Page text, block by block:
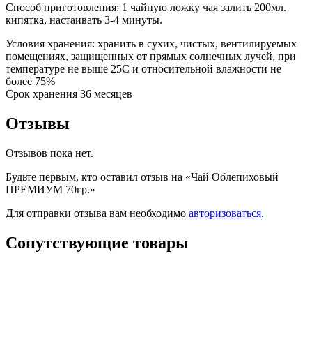
Способ приготовления: 1 чайную ложку чая залить 200мл.
кипятка, настаивать 3-4 минуты.
Условия хранения: хранить в сухих, чистых, вентилируемых
помещениях, защищенных от прямых солнечных лучей, при
температуре не выше 25С и относительной влажности не
более 75%
Срок хранения 36 месяцев
Отзывы
Отзывов пока нет.
Будьте первым, кто оставил отзыв на «Чай Облепиховый
ПРЕМИУМ 70гр.»
Для отправки отзыва вам необходимо авторизоваться.
Сопутствующие товары